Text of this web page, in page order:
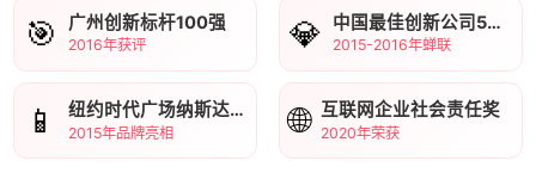
🎯 广州创新标杆100强
2016年获评 💎 中国最佳创新公司50强
2015-2016年蝉联
📱 纽约时代广场纳斯达克展播
2015年品牌亮相 🌐 互联网企业社会责任奖
2020年荣获